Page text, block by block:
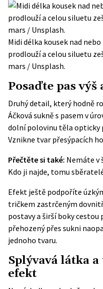
Midi délka kousek nad
prodlouží a celou siluetu
mars / Unsplash.
Posaďte pas
Druhý detail, který hodně
Áčková sukně s pasem v
dolní polovinu těla opticky
Vznikne tvar přesýpacích
Přečtěte si také: Nemáte v
Kdo ji najde, tomu
Efekt ještě podpoříte
tričkem zastrčeným
postavy a širší boky
přehozený přes sukni
jednoho tvaru.
Splývavá látka
efekt